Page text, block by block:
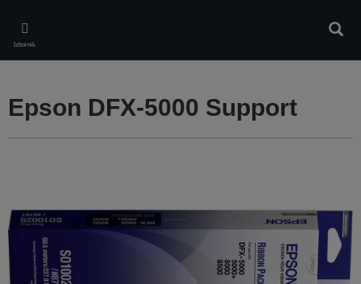
main
content
Izbornik
Epson DFX-5000 Support